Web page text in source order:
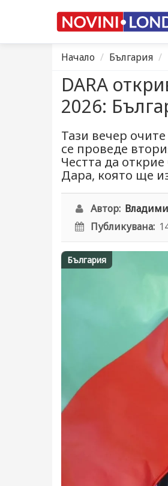
Начало България
DARA
2026:
Тази вечер
се проведе
Честта да
Дара, която ще
Автор:
Публикувана:
България